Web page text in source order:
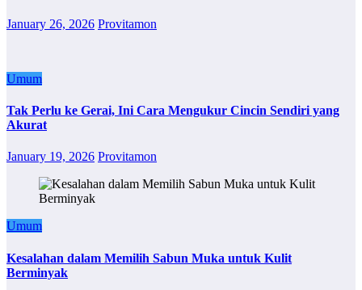
January 26, 2026 Provitamon
Umum
Tak Perlu ke Gerai, Ini Cara Mengukur Cincin Sendiri yang
Akurat
January 19, 2026 Provitamon
Umum
Kesalahan dalam Memilih Sabun Muka untuk Kulit
Berminyak